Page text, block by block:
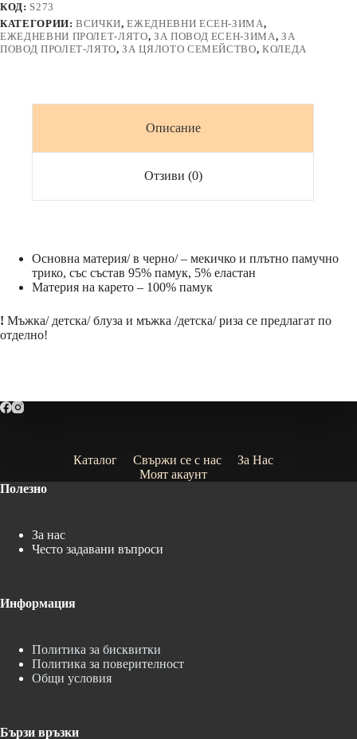
червено
каре
КОД: S273
КАТЕГОРИИ:ВСИЧКИ,ЕЖЕДНЕВНИ ЕСЕН-ЗИМА,
ЕЖЕДНЕВНИ ПРОЛЕТ-ЛЯТО, ЗА ПОВОД ЕСЕН-ЗИМА, ЗА
ПОВОД ПРОЛЕТ-ЛЯТО,ЗА ЦЯЛОТО СЕМЕЙСТВО,КОЛЕДА
Описание
Отзиви (0)
Основна материя/ в черно/ – мекичко и плътно памучно
трико, със състав 95% памук, 5% еластан
Материя на карето – 100% памук
! Мъжка/ детска/ блуза и мъжка /детска/ риза се предлагат по
отделно!
Каталог Свържи се с нас
За Нас
Моят акаунт
Полезно
За нас
Често задавани въпроси
Информация
Политика за бисквитки
Политика за поверителност
Общи условия
Бързи връзки